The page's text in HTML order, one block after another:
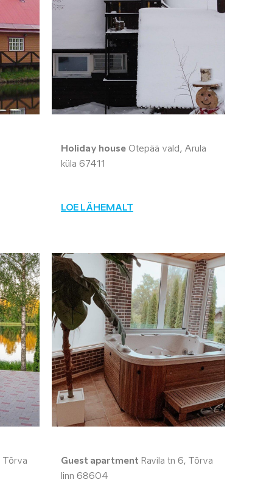
Holiday house Otepää vald, Arula
küla 67411
LOE LÄHEMALT
Tõrva
Guest apartment Ravila tn 6, Tõrva
linn 68604